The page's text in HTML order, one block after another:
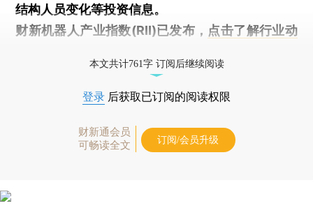
结构人员变化等投资信息。
财新机器人产业指数(RII)已发布， 点击了解行业动
本文共计761字 订阅后继续阅读
登录 后获取已订阅的阅读权限
财新通会员
可畅读全文
订阅/会员升级